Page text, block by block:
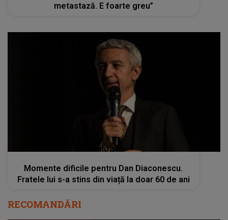
metastază. E foarte greu”
kanald2.ro
Momente dificile pentru Dan Diaconescu.
Fratele lui s-a stins din viață la doar 60 de ani
RECOMANDĂRI